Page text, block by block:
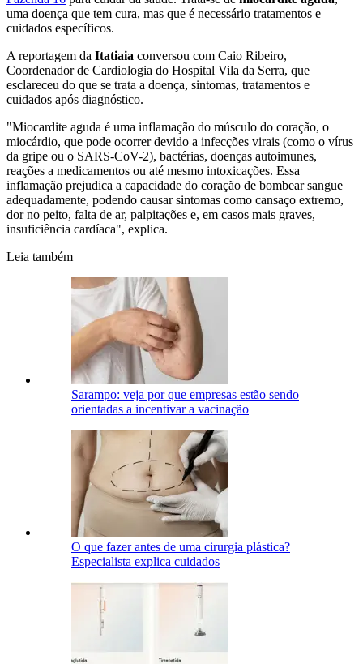
uma doença que tem cura, mas que é necessário tratamentos e
cuidados específicos.
A reportagem da Itatiaia conversou com Caio Ribeiro,
Coordenador de Cardiologia do Hospital Vila da Serra, que
esclareceu do que se trata a doença, sintomas, tratamentos e
cuidados após diagnóstico.
"Miocardite aguda é uma inflamação do músculo do coração, o
miocárdio, que pode ocorrer devido a infecções virais (como o vírus
da gripe ou o SARS-CoV-2), bactérias, doenças autoimunes,
reações a medicamentos ou até mesmo intoxicações. Essa
inflamação prejudica a capacidade do coração de bombear sangue
adequadamente, podendo causar sintomas como cansaço extremo,
dor no peito, falta de ar, palpitações e, em casos mais graves,
insuficiência cardíaca", explica.
Leia também
Sarampo: veja por que empresas estão sendo
orientadas a incentivar a vacinação
O que fazer antes de uma cirurgia plástica?
Especialista explica cuidados